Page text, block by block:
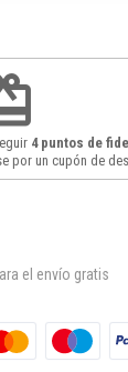
4puntos de
por un cupón de
el envío gratis